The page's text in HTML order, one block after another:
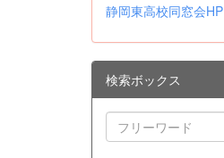
静岡東高校同窓会HP
検索ボックス